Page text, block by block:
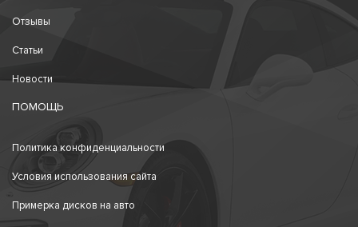
Отзывы
Статьи
Новости
ПОМОЩЬ
Политика конфиденциальности
Условия использования сайта
Примерка дисков на авто